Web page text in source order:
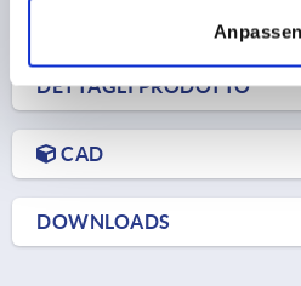
Anpassen
DETTAGLI PRODOTTO
CAD
DOWNLOADS